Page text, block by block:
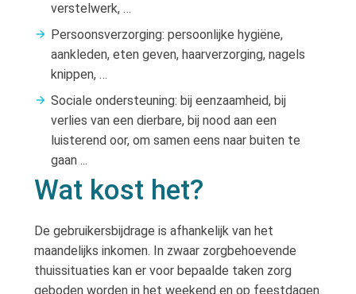
verstelwerk, …
Persoonsverzorging: persoonlijke hygiëne,
aankleden, eten geven, haarverzorging, nagels
knippen, …
Sociale ondersteuning: bij eenzaamheid, bij
verlies van een dierbare, bij nood aan een
luisterend oor, om samen eens naar buiten te
gaan ...
Wat kost het?
De gebruikersbijdrage is afhankelijk van het
maandelijks inkomen. In zwaar zorgbehoevende
thuissituaties kan er voor bepaalde taken zorg
geboden worden in het weekend en op feestdagen.